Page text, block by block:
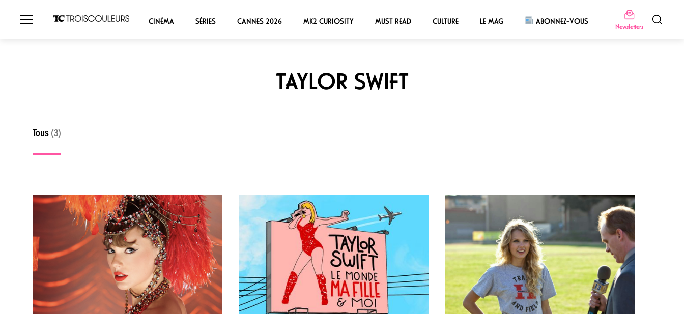
CINÉMA SÉRIES CANNES 2026 MK2 CURIOSITY MUST READ CULTURE LE MAG ABONNEZ-VOUS
Newsletters
TAYLOR SWIFT
Tous (3)